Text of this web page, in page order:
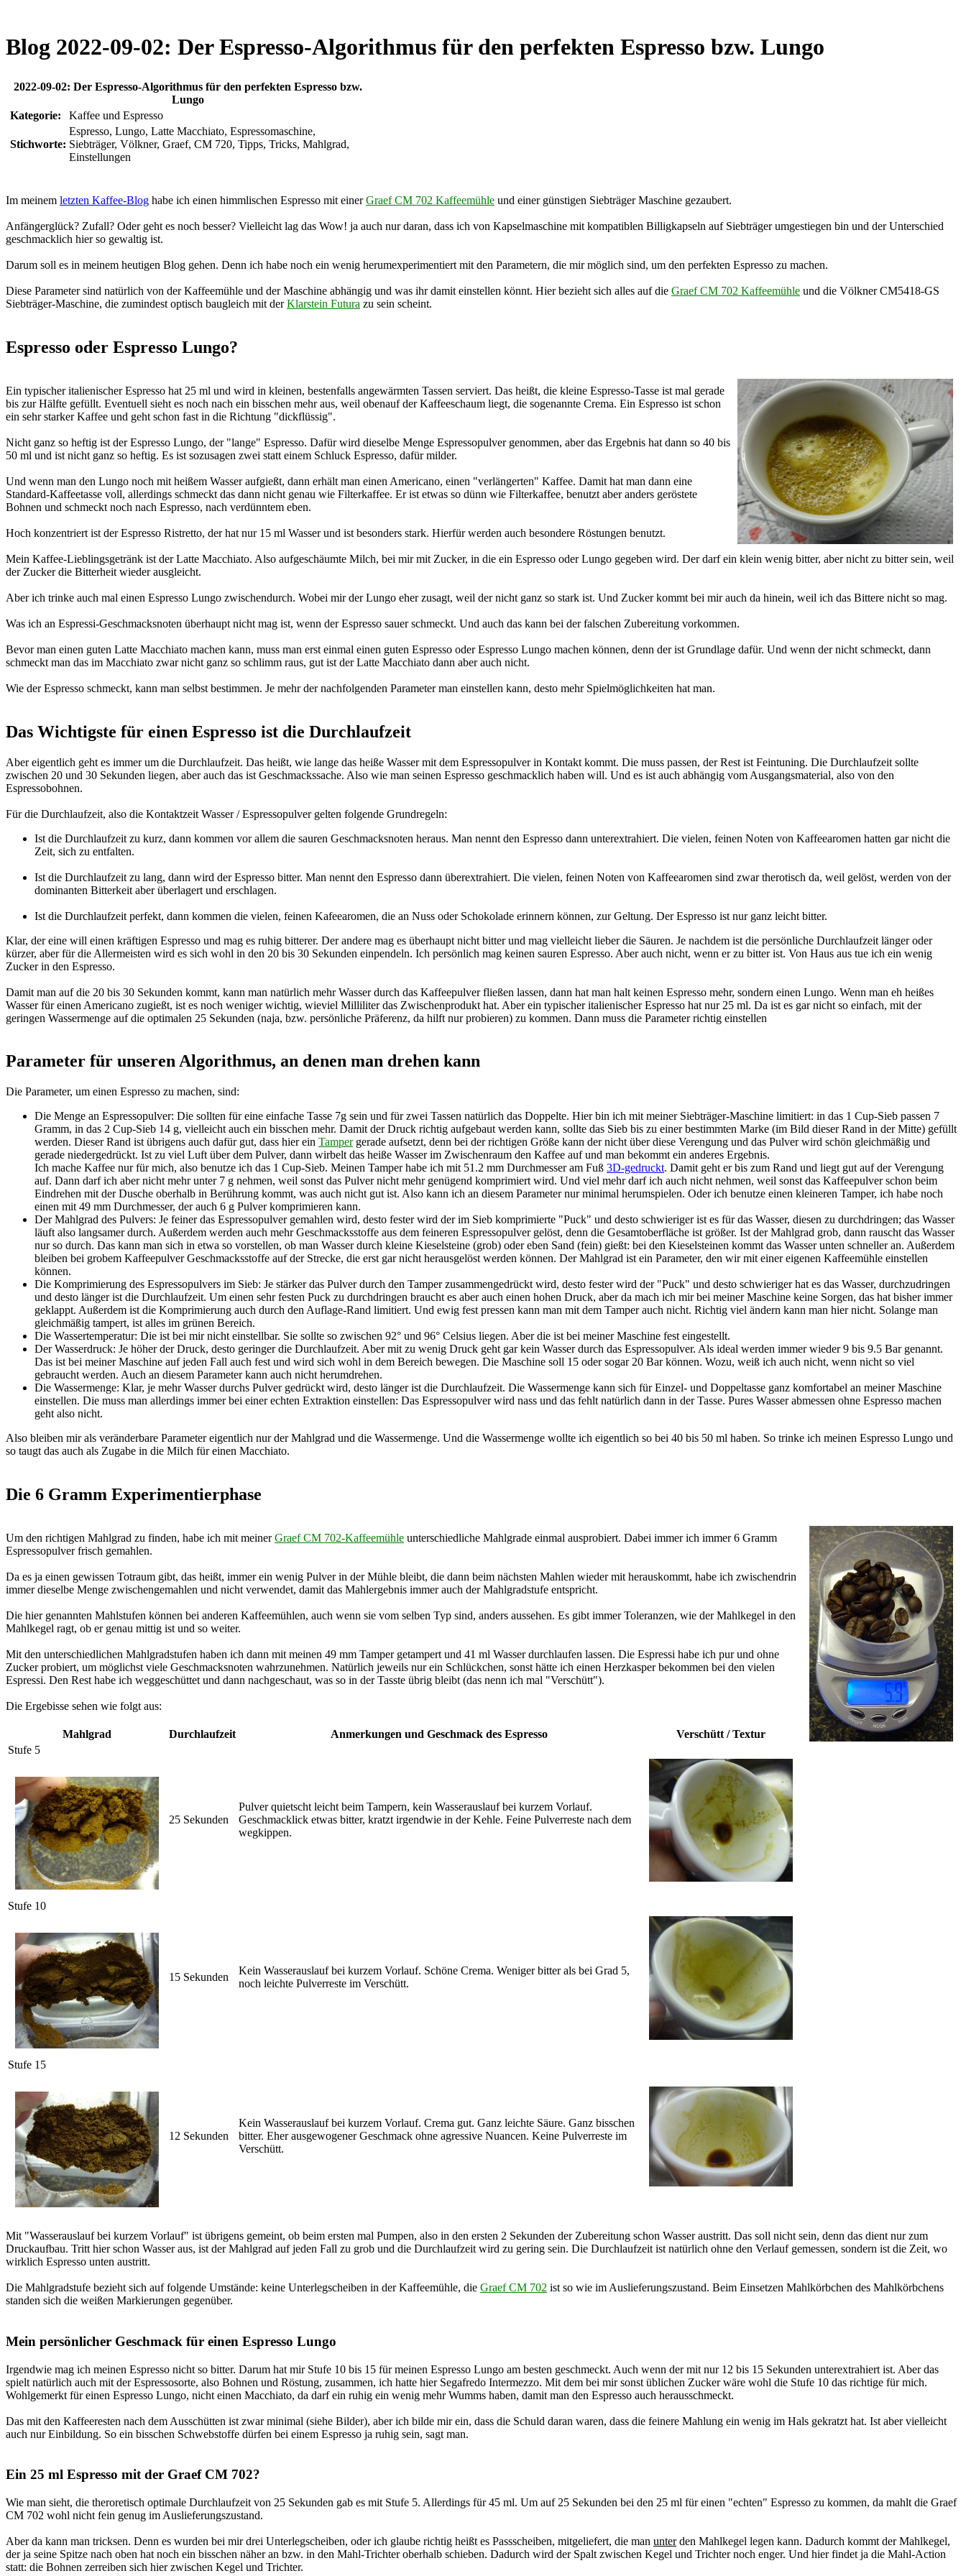
Blog 2022-09-02: Der Espresso-Algorithmus für den perfekten Espresso bzw. Lungo
2022-09-02: Der Espresso-Algorithmus für den perfekten Espresso bzw.
Lungo
Kategorie:
Kaffee und Espresso
Stichworte:
Espresso, Lungo, Latte Macchiato, Espressomaschine,
Siebträger, Völkner, Graef, CM 720, Tipps, Tricks, Mahlgrad,
Einstellungen
Im meinem letzten Kaffee-Blog habe ich einen himmlischen Espresso mit einerGraef CM 702 Kaffeemühle und einer günstigen Siebträger Maschine gezaubert.
Anfängerglück? Zufall? Oder geht es noch besser? Vielleicht lag das Wow! ja auch nur daran, dass ich von Kapselmaschine mit kompatiblen Billigkapseln auf Siebträger umgestiegen bin und der Unterschied
geschmacklich hier so gewaltig ist.
Darum soll es in meinem heutigen Blog gehen. Denn ich habe noch ein wenig herumexperimentiert mit den Parametern, die mir möglich sind, um den perfekten Espresso zu machen.
Diese Parameter sind natürlich von der Kaffeemühle und der Maschine abhängig und was ihr damit einstellen könnt. Hier bezieht sich alles auf die Graef CM 702 Kaffeemühle und die Völkner CM5418-GS
Siebträger-Maschine, die zumindest optisch baugleich mit derKlarstein Futura zu sein scheint.
Espresso oder Espresso Lungo?
Ein typischer italienischer Espresso hat 25 ml und wird in kleinen, bestenfalls angewärmten Tassen serviert. Das heißt, die kleine Espresso-Tasse ist mal gerade
bis zur Hälfte gefüllt. Eventuell sieht es noch nach ein bisschen mehr aus, weil obenauf der Kaffeeschaum liegt, die sogenannte Crema. Ein Espresso ist schon
ein sehr starker Kaffee und geht schon fast in die Richtung "dickflüssig".
Nicht ganz so heftig ist der Espresso Lungo, der "lange" Espresso. Dafür wird dieselbe Menge Espressopulver genommen, aber das Ergebnis hat dann so 40 bis
50 ml und ist nicht ganz so heftig. Es ist sozusagen zwei statt einem Schluck Espresso, dafür milder.
Und wenn man den Lungo noch mit heißem Wasser aufgießt, dann erhält man einen Americano, einen "verlängerten" Kaffee. Damit hat man dann eine
Standard-Kaffeetasse voll, allerdings schmeckt das dann nicht genau wie Filterkaffee. Er ist etwas so dünn wie Filterkaffee, benutzt aber anders geröstete
Bohnen und schmeckt noch nach Espresso, nach verdünntem eben.
Hoch konzentriert ist der Espresso Ristretto, der hat nur 15 ml Wasser und ist besonders stark. Hierfür werden auch besondere Röstungen benutzt.
Mein Kaffee-Lieblingsgetränk ist der Latte Macchiato. Also aufgeschäumte Milch, bei mir mit Zucker, in die ein Espresso oder Lungo gegeben wird. Der darf ein klein wenig bitter, aber nicht zu bitter sein, weil
der Zucker die Bitterheit wieder ausgleicht.
Aber ich trinke auch mal einen Espresso Lungo zwischendurch. Wobei mir der Lungo eher zusagt, weil der nicht ganz so stark ist. Und Zucker kommt bei mir auch da hinein, weil ich das Bittere nicht so mag.
Was ich an Espressi-Geschmacksnoten überhaupt nicht mag ist, wenn der Espresso sauer schmeckt. Und auch das kann bei der falschen Zubereitung vorkommen.
Bevor man einen guten Latte Macchiato machen kann, muss man erst einmal einen guten Espresso oder Espresso Lungo machen können, denn der ist Grundlage dafür. Und wenn der nicht schmeckt, dann
schmeckt man das im Macchiato zwar nicht ganz so schlimm raus, gut ist der Latte Macchiato dann aber auch nicht.
Wie der Espresso schmeckt, kann man selbst bestimmen. Je mehr der nachfolgenden Parameter man einstellen kann, desto mehr Spielmöglichkeiten hat man.
Das Wichtigste für einen Espresso ist die Durchlaufzeit
Aber eigentlich geht es immer um die Durchlaufzeit. Das heißt, wie lange das heiße Wasser mit dem Espressopulver in Kontakt kommt. Die muss passen, der Rest ist Feintuning. Die Durchlaufzeit sollte
zwischen 20 und 30 Sekunden liegen, aber auch das ist Geschmackssache. Also wie man seinen Espresso geschmacklich haben will. Und es ist auch abhängig vom Ausgangsmaterial, also von den
Espressobohnen.
Für die Durchlaufzeit, also die Kontaktzeit Wasser / Espressopulver gelten folgende Grundregeln:
Ist die Durchlaufzeit zu kurz, dann kommen vor allem die sauren Geschmacksnoten heraus. Man nennt den Espresso dann unterextrahiert. Die vielen, feinen Noten von Kaffeearomen hatten gar nicht die
Zeit, sich zu entfalten.
Ist die Durchlaufzeit zu lang, dann wird der Espresso bitter. Man nennt den Espresso dann überextrahiert. Die vielen, feinen Noten von Kaffeearomen sind zwar therotisch da, weil gelöst, werden von der
dominanten Bitterkeit aber überlagert und erschlagen.
Ist die Durchlaufzeit perfekt, dann kommen die vielen, feinen Kafeearomen, die an Nuss oder Schokolade erinnern können, zur Geltung. Der Espresso ist nur ganz leicht bitter.
Klar, der eine will einen kräftigen Espresso und mag es ruhig bitterer. Der andere mag es überhaupt nicht bitter und mag vielleicht lieber die Säuren. Je nachdem ist die persönliche Durchlaufzeit länger oder
kürzer, aber für die Allermeisten wird es sich wohl in den 20 bis 30 Sekunden einpendeln. Ich persönlich mag keinen sauren Espresso. Aber auch nicht, wenn er zu bitter ist. Von Haus aus tue ich ein wenig
Zucker in den Espresso.
Damit man auf die 20 bis 30 Sekunden kommt, kann man natürlich mehr Wasser durch das Kaffeepulver fließen lassen, dann hat man halt keinen Espresso mehr, sondern einen Lungo. Wenn man eh heißes
Wasser für einen Americano zugießt, ist es noch weniger wichtig, wieviel Milliliter das Zwischenprodukt hat. Aber ein typischer italienischer Espresso hat nur 25 ml. Da ist es gar nicht so einfach, mit der
geringen Wassermenge auf die optimalen 25 Sekunden (naja, bzw. persönliche Präferenz, da hilft nur probieren) zu kommen. Dann muss die Parameter richtig einstellen
Parameter für unseren Algorithmus, an denen man drehen kann
Die Parameter, um einen Espresso zu machen, sind:
Die Menge an Espressopulver: Die sollten für eine einfache Tasse 7g sein und für zwei Tassen natürlich das Doppelte. Hier bin ich mit meiner Siebträger-Maschine limitiert: in das 1 Cup-Sieb passen 7
Gramm, in das 2 Cup-Sieb 14 g, vielleicht auch ein bisschen mehr. Damit der Druck richtig aufgebaut werden kann, sollte das Sieb bis zu einer bestimmten Marke (im Bild dieser Rand in der Mitte) gefüllt
werden. Dieser Rand ist übrigens auch dafür gut, dass hier ein Tampergerade aufsetzt, denn bei der richtigen Größe kann der nicht über diese Verengung und das Pulver wird schön gleichmäßig und
gerade niedergedrückt. Ist zu viel Luft über dem Pulver, dann wirbelt das heiße Wasser im Zwischenraum den Kaffee auf und man bekommt ein anderes Ergebnis.
Ich mache Kaffee nur für mich, also benutze ich das 1 Cup-Sieb. Meinen Tamper habe ich mit 51.2 mm Durchmesser am Fuß 3D-gedruckt. Damit geht er bis zum Rand und liegt gut auf der Verengung
auf. Dann darf ich aber nicht mehr unter 7 g nehmen, weil sonst das Pulver nicht mehr genügend komprimiert wird. Und viel mehr darf ich auch nicht nehmen, weil sonst das Kaffeepulver schon beim
Eindrehen mit der Dusche oberhalb in Berührung kommt, was auch nicht gut ist. Also kann ich an diesem Parameter nur minimal herumspielen. Oder ich benutze einen kleineren Tamper, ich habe noch
einen mit 49 mm Durchmesser, der auch 6 g Pulver komprimieren kann.
Der Mahlgrad des Pulvers: Je feiner das Espressopulver gemahlen wird, desto fester wird der im Sieb komprimierte "Puck" und desto schwieriger ist es für das Wasser, diesen zu durchdringen; das Wasser
läuft also langsamer durch. Außerdem werden auch mehr Geschmacksstoffe aus dem feineren Espressopulver gelöst, denn die Gesamtoberfläche ist größer. Ist der Mahlgrad grob, dann rauscht das Wasser
nur so durch. Das kann man sich in etwa so vorstellen, ob man Wasser durch kleine Kieselsteine (grob) oder eben Sand (fein) gießt: bei den Kieselsteinen kommt das Wasser unten schneller an. Außerdem
bleiben bei grobem Kaffeepulver Geschmacksstoffe auf der Strecke, die erst gar nicht herausgelöst werden können. Der Mahlgrad ist ein Parameter, den wir mit einer eigenen Kaffeemühle einstellen
können.
Die Komprimierung des Espressopulvers im Sieb: Je stärker das Pulver durch den Tamper zusammengedrückt wird, desto fester wird der "Puck" und desto schwieriger hat es das Wasser, durchzudringen
und desto länger ist die Durchlaufzeit. Um einen sehr festen Puck zu durchdringen braucht es aber auch einen hohen Druck, aber da mach ich mir bei meiner Maschine keine Sorgen, das hat bisher immer
geklappt. Außerdem ist die Komprimierung auch durch den Auflage-Rand limitiert. Und ewig fest pressen kann man mit dem Tamper auch nicht. Richtig viel ändern kann man hier nicht. Solange man
gleichmäßig tampert, ist alles im grünen Bereich.
Die Wassertemperatur: Die ist bei mir nicht einstellbar. Sie sollte so zwischen 92° und 96° Celsius liegen. Aber die ist bei meiner Maschine fest eingestellt.
Der Wasserdruck: Je höher der Druck, desto geringer die Durchlaufzeit. Aber mit zu wenig Druck geht gar kein Wasser durch das Espressopulver. Als ideal werden immer wieder 9 bis 9.5 Bar genannt.
Das ist bei meiner Maschine auf jeden Fall auch fest und wird sich wohl in dem Bereich bewegen. Die Maschine soll 15 oder sogar 20 Bar können. Wozu, weiß ich auch nicht, wenn nicht so viel
gebraucht werden. Auch an diesem Parameter kann auch nicht herumdrehen.
Die Wassermenge: Klar, je mehr Wasser durchs Pulver gedrückt wird, desto länger ist die Durchlaufzeit. Die Wassermenge kann sich für Einzel- und Doppeltasse ganz komfortabel an meiner Maschine
einstellen. Die muss man allerdings immer bei einer echten Extraktion einstellen: Das Espressopulver wird nass und das fehlt natürlich dann in der Tasse. Pures Wasser abmessen ohne Espresso machen
geht also nicht.
Also bleiben mir als veränderbare Parameter eigentlich nur der Mahlgrad und die Wassermenge. Und die Wassermenge wollte ich eigentlich so bei 40 bis 50 ml haben. So trinke ich meinen Espresso Lungo und
so taugt das auch als Zugabe in die Milch für einen Macchiato.
Die 6 Gramm Experimentierphase
Um den richtigen Mahlgrad zu finden, habe ich mit meinerGraef CM 702-Kaffeemühle unterschiedliche Mahlgrade einmal ausprobiert. Dabei immer ich immer 6 Gramm
Espressopulver frisch gemahlen.
Da es ja einen gewissen Totraum gibt, das heißt, immer ein wenig Pulver in der Mühle bleibt, die dann beim nächsten Mahlen wieder mit herauskommt, habe ich zwischendrin
immer dieselbe Menge zwischengemahlen und nicht verwendet, damit das Mahlergebnis immer auch der Mahlgradstufe entspricht.
Die hier genannten Mahlstufen können bei anderen Kaffeemühlen, auch wenn sie vom selben Typ sind, anders aussehen. Es gibt immer Toleranzen, wie der Mahlkegel in den
Mahlkegel ragt, ob er genau mittig ist und so weiter.
Mit den unterschiedlichen Mahlgradstufen haben ich dann mit meinen 49 mm Tamper getampert und 41 ml Wasser durchlaufen lassen. Die Espressi habe ich pur und ohne
Zucker probiert, um möglichst viele Geschmacksnoten wahrzunehmen. Natürlich jeweils nur ein Schlückchen, sonst hätte ich einen Herzkasper bekommen bei den vielen
Espressi. Den Rest habe ich weggeschüttet und dann nachgeschaut, was so in der Tasste übrig bleibt (das nenn ich mal "Verschütt").
Die Ergebisse sehen wie folgt aus:
Mahlgrad Durchlaufzeit Anmerkungen und Geschmack des Espresso
Verschütt / Textur
Stufe 5
25 Sekunden
Pulver quietscht leicht beim Tampern, kein Wasserauslauf bei kurzem Vorlauf.
Geschmacklick etwas bitter, kratzt irgendwie in der Kehle. Feine Pulverreste nach dem
wegkippen.
Stufe 10
15 Sekunden
Kein Wasserauslauf bei kurzem Vorlauf. Schöne Crema. Weniger bitter als bei Grad 5,
noch leichte Pulverreste im Verschütt.
Stufe 15
12 Sekunden
Kein Wasserauslauf bei kurzem Vorlauf. Crema gut. Ganz leichte Säure. Ganz bisschen
bitter. Eher ausgewogener Geschmack ohne agressive Nuancen. Keine Pulverreste im
Verschütt.
Mit "Wasserauslauf bei kurzem Vorlauf" ist übrigens gemeint, ob beim ersten mal Pumpen, also in den ersten 2 Sekunden der Zubereitung schon Wasser austritt. Das soll nicht sein, denn das dient nur zum
Druckaufbau. Tritt hier schon Wasser aus, ist der Mahlgrad auf jeden Fall zu grob und die Durchlaufzeit wird zu gering sein. Die Durchlaufzeit ist natürlich ohne den Verlauf gemessen, sondern ist die Zeit, wo
wirklich Espresso unten austritt.
Die Mahlgradstufe bezieht sich auf folgende Umstände: keine Unterlegscheiben in der Kaffeemühle, die Graef CM 702 ist so wie im Auslieferungszustand. Beim Einsetzen Mahlkörbchen des Mahlkörbchens
standen sich die weißen Markierungen gegenüber.
Mein persönlicher Geschmack für einen Espresso Lungo
Irgendwie mag ich meinen Espresso nicht so bitter. Darum hat mir Stufe 10 bis 15 für meinen Espresso Lungo am besten geschmeckt. Auch wenn der mit nur 12 bis 15 Sekunden unterextrahiert ist. Aber das
spielt natürlich auch mit der Espressosorte, also Bohnen und Röstung, zusammen, ich hatte hier Segafredo Intermezzo. Mit dem bei mir sonst üblichen Zucker wäre wohl die Stufe 10 das richtige für mich.
Wohlgemerkt für einen Espresso Lungo, nicht einen Macchiato, da darf ein ruhig ein wenig mehr Wumms haben, damit man den Espresso auch herausschmeckt.
Das mit den Kaffeeresten nach dem Ausschütten ist zwar minimal (siehe Bilder), aber ich bilde mir ein, dass die Schuld daran waren, dass die feinere Mahlung ein wenig im Hals gekratzt hat. Ist aber vielleicht
auch nur Einbildung. So ein bisschen Schwebstoffe dürfen bei einem Espresso ja ruhig sein, sagt man.
Ein 25 ml Espresso mit der Graef CM 702?
Wie man sieht, die theroretisch optimale Durchlaufzeit von 25 Sekunden gab es mit Stufe 5. Allerdings für 45 ml. Um auf 25 Sekunden bei den 25 ml für einen "echten" Espresso zu kommen, da mahlt die Graef
CM 702 wohl nicht fein genug im Auslieferungszustand.
Aber da kann man tricksen. Denn es wurden bei mir drei Unterlegscheiben, oder ich glaube richtig heißt es Passscheiben, mitgeliefert, die man unterden Mahlkegel legen kann. Dadurch kommt der Mahlkegel,
der ja seine Spitze nach oben hat noch ein bisschen näher an bzw. in den Mahl-Trichter oberhalb schieben. Dadurch wird der Spalt zwischen Kegel und Trichter noch enger. Und hier findet ja die Mahl-Action
statt: die Bohnen zerreiben sich hier zwischen Kegel und Trichter.